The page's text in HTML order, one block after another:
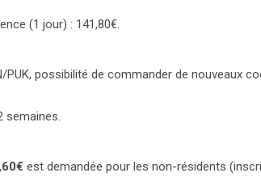
(1 jour) : 141,80€.
PUK, possibilité de commander de nouveaux
semaines.
est demandée pour les non-résidents